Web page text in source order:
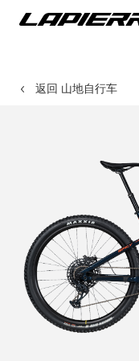
返回 山地自行车